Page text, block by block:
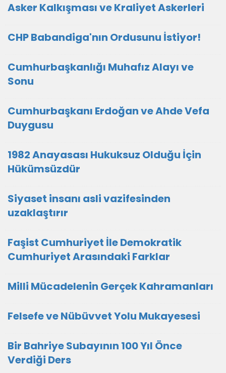
Asker Kalkışması ve Kraliyet Askerleri
CHP Babandiga'nın Ordusunu İstiyor!
Cumhurbaşkanlığı Muhafız Alayı ve
Sonu
Cumhurbaşkanı Erdoğan ve Ahde Vefa
Duygusu
1982 Anayasası Hukuksuz Olduğu İçin
Hükümsüzdür
Siyaset insanı asli vazifesinden
uzaklaştırır
Faşist Cumhuriyet İle Demokratik
Cumhuriyet Arasındaki Farklar
Milli Mücadelenin Gerçek Kahramanları
Felsefe ve Nübüvvet Yolu Mukayesesi
Bir Bahriye Subayının 100 Yıl Önce
Verdiği Ders